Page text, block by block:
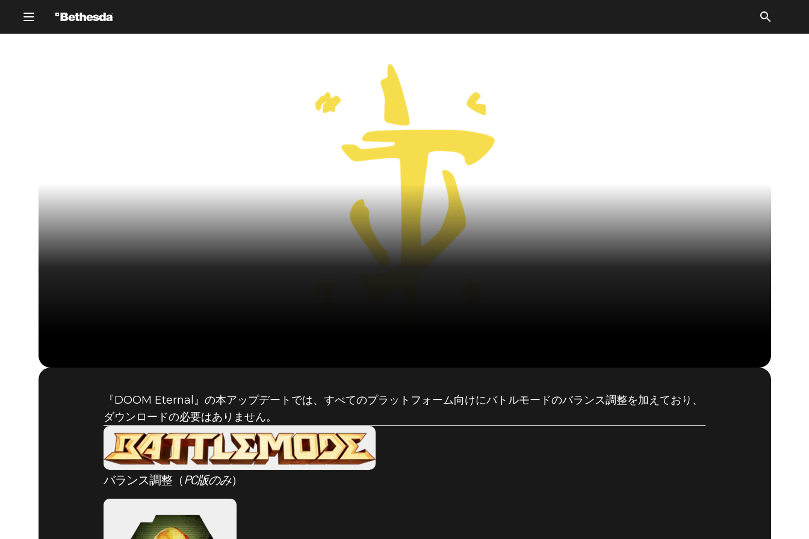
『DOOM Eternal』の本アップデートでは、すべてのプラットフォーム向けにバトルモードのバランス調整を加えており、
ダウンロードの必要はありません。
バランス調整（ PC版のみ）